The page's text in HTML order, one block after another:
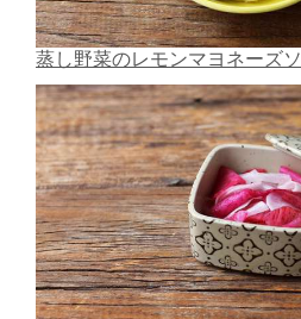
蒸し野菜のレモンマヨネーズ